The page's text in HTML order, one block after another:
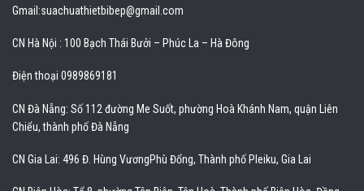
Gmail:suachuathietbibep@gmail.com
CN Hà Nội : 100 Bạch Thái Bưởi – Phúc La – Hà Đông
Điện thoại 0989869181
CN Đà Nẵng: Số 112 đường Me Suốt, phường Hoà Khánh Nam, quận Liên
Chiểu, thành phố Đà Nẵng
CN Gia Lai: 496 Đ. Hùng VươngPhù Đổng, Thành phố Pleiku, Gia Lai